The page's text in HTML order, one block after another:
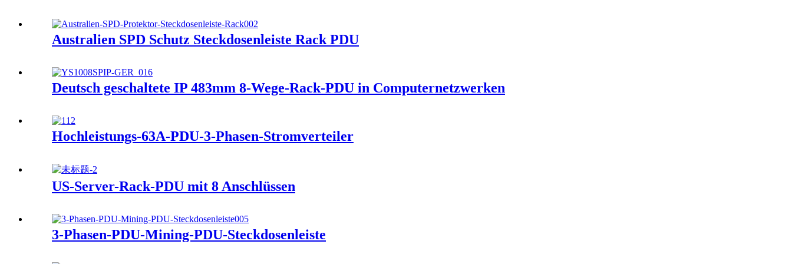
Australien SPD Schutz Steckdosenleiste Rack PDU
Deutsch geschaltete IP 483mm 8-Wege-Rack-PDU in Computernetzwerken
Hochleistungs-63A-PDU-3-Phasen-Stromverteiler
US-Server-Rack-PDU mit 8 Anschlüssen
3-Phasen-PDU-Mining-PDU-Steckdosenleiste